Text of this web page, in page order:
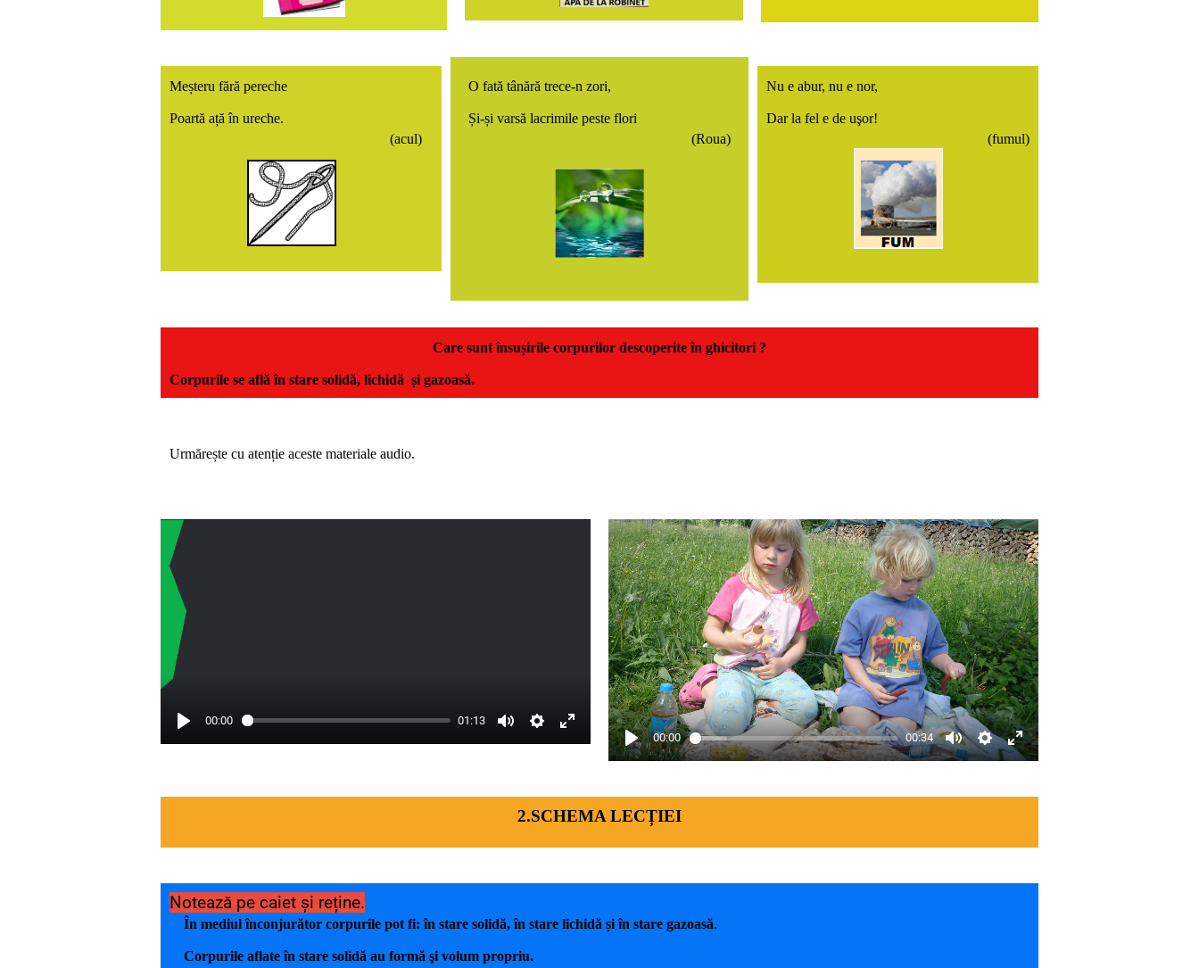
Meșteru fără pereche
Poartă ață în ureche.
(acul)
O fată tânără trece-n zori,
Și-și varsă lacrimile peste flori
(Roua)
Nu e abur, nu e nor,
Dar la fel e de uşor!
(fumul)
Care sunt însușirile corpurilor descoperite în ghicitori ?
Corpurile se află în stare solidă, lichidă și gazoasă.
Urmărește cu atenție aceste materiale audio.
00:00
01:13
00:00
00:34
2.SCHEMA LECȚIEI
Notează pe caiet și reține.
În mediul înconjurător corpurile pot fi: în stare solidă, în stare lichidă și în stare gazoasă.
Corpurile aflate în stare solidă au formă şi volum propriu.